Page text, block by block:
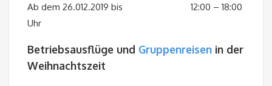
Ab dem 26.012.2019 bis 12:00 – 18:00
Uhr
Betriebsausflüge und Gruppenreisen in der
Weihnachtszeit